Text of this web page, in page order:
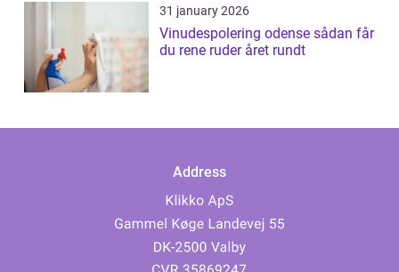
31 january 2026
Vinudespolering odense sådan får
du rene ruder året rundt
Address